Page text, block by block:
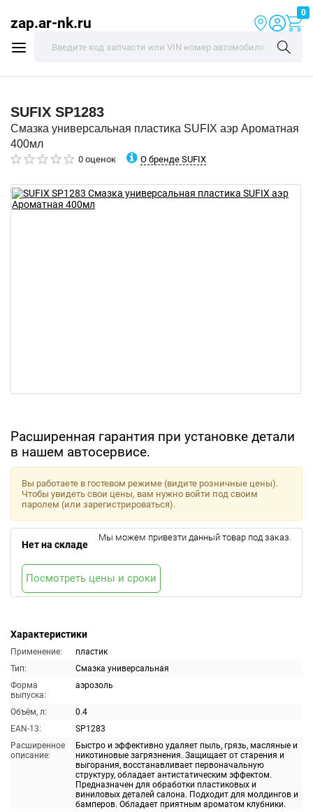
zap.ar-nk.ru
0
SUFIX SP1283
Смазка универсальная пластика SUFIX аэр Ароматная
400мл
0 оценок О бренде SUFIX
Расширенная гарантия при установке детали
в нашем автосервисе.
Характеристики
Применение:
пластик
Тип:
Смазка универсальная
Форма
выпуска:
аэрозоль
Объём, л:
0.4
EAN-13:
SP1283
Расширенное
описание:
Быстро и эффективно удаляет пыль, грязь, масляные и
никотиновые загрязнения. Защищает от старения и
выгорания, восстанавливает первоначальную
структуру, обладает антистатическим эффектом.
Предназначен для обработки пластиковых и
виниловых деталей салона. Подходит для молдингов и
бамперов. Обладает приятным ароматом клубники.
Вы работаете в гостевом режиме (видите розничные цены).
Чтобы увидеть свои цены, вам нужно войти под своим
паролем (или зарегистрироваться).
Нет на складе
Мы можем привезти данный товар под заказ.
Посмотреть цены и сроки